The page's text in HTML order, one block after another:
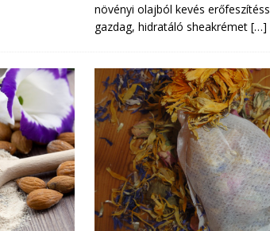
növényi olajból kevés
gazdag, hidratáló sheakrémet […]